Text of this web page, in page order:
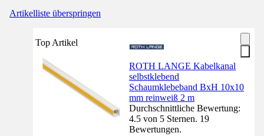
Artikelliste überspringen
Top Artikel
ROTH LANGE Kabelkanal
selbstklebend
Schaumklebeband BxH 10x10
mm reinweiß 2 m
Durchschnittliche Bewertung:
4.5 von 5 Sternen. 19
Bewertungen.